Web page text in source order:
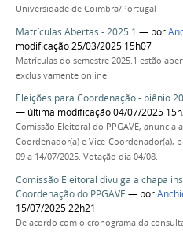
Universidade de Coimbra/Portugal
Matrículas Abertas - 2025.1 — por
modificação 25/03/2025 15h07
Matrículas do semestre 2025.1 estão
exclusivamente online
Eleições para Coordenação - biênio
— última modificação 04/07/2025
Comissão Eleitoral do PPGAVE,
Coordenador(a) e Vice-Coordenador(a),
09 a 14/07/2025. Votação dia 04/08.
Comissão Eleitoral divulga a chapa
Coordenação do PPGAVE — por
15/07/2025 22h21
De acordo com o cronograma da